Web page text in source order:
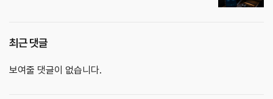
최근 댓글
보여줄 댓글이 없습니다.